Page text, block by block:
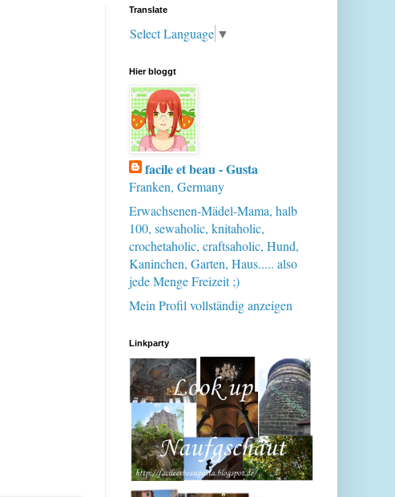
Translate
Select Language ▼
Hier bloggt
facile et beau - Gusta
Franken, Germany
Erwachsenen-Mädel-Mama, halb
100, sewaholic, knitaholic,
crochetaholic, craftsaholic, Hund,
Kaninchen, Garten, Haus..... also
jede Menge Freizeit ;)
Mein Profil vollständig anzeigen
Linkparty